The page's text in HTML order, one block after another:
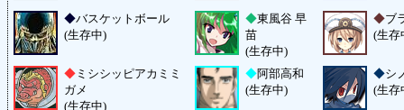
◆バスケットボール
(生存中)
◆東風谷 早
苗
(生存中)
◆ブ
(生存
◆ ミシシッピアカミミ
ガメ
(生存中)
◆阿部高和
(生存中)
◆シ
(生存